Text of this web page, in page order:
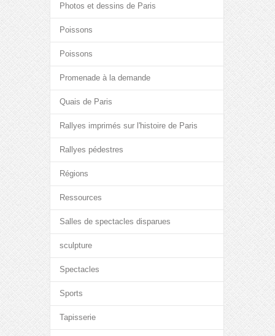
Photos et dessins de Paris
Poissons
Poissons
Promenade à la demande
Quais de Paris
Rallyes imprimés sur l'histoire de Paris
Rallyes pédestres
Régions
Ressources
Salles de spectacles disparues
sculpture
Spectacles
Sports
Tapisserie